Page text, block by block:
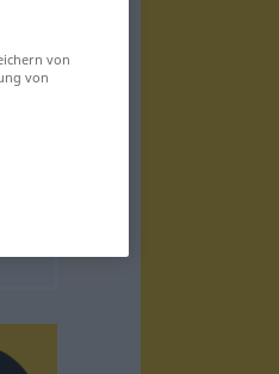
von
von